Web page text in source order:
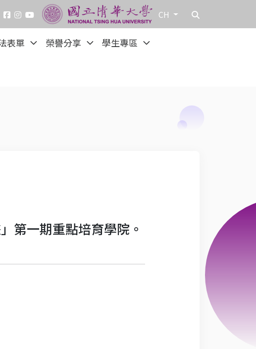
CH
表單 榮譽分享
學生專區
第一期重點培育學院。